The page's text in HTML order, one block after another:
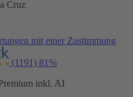
Cruz
mit einer Zustimmung
(1191) 81%
inkl. AI